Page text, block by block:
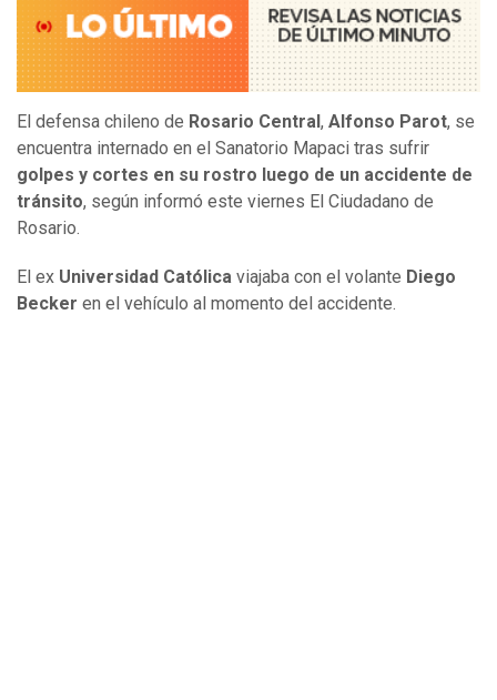
El defensa chileno de Rosario Central , Alfonso Parot, se
encuentra internado en el Sanatorio Mapaci tras sufrir
golpes y cortes en su rostro luego de un accidente de
tránsito, según informó este viernes El Ciudadano de
Rosario.
El ex Universidad Católica viajaba con el volante Diego
Becker en el vehículo al momento del accidente.